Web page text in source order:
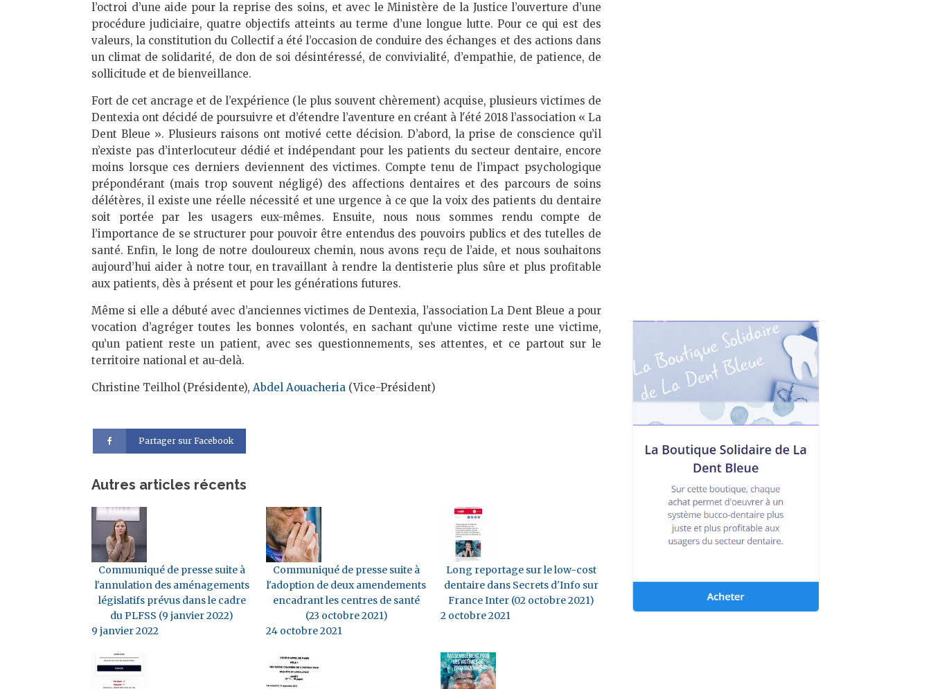
l’octroi d’une aide pour la reprise des soins, et avec le Ministère de la Justice l’ouverture d’une
procédure judiciaire, quatre objectifs atteints au terme d’une longue lutte. Pour ce qui est des
valeurs, la constitution du Collectif a été l’occasion de conduire des échanges et des actions dans
un climat de solidarité, de don de soi désintéressé, de convivialité, d’empathie, de patience, de
sollicitude et de bienveillance.
Fort de cet ancrage et de l’expérience (le plus souvent chèrement) acquise, plusieurs victimes de
Dentexia ont décidé de poursuivre et d’étendre l’aventure en créant à l'été 2018 l’association « La
Dent Bleue ». Plusieurs raisons ont motivé cette décision. D’abord, la prise de conscience qu’il
n’existe pas d’interlocuteur dédié et indépendant pour les patients du secteur dentaire, encore
moins lorsque ces derniers deviennent des victimes. Compte tenu de l’impact psychologique
prépondérant (mais trop souvent négligé) des affections dentaires et des parcours de soins
délétères, il existe une réelle nécessité et une urgence à ce que la voix des patients du dentaire
soit portée par les usagers eux-mêmes. Ensuite, nous nous sommes rendu compte de
l’importance de se structurer pour pouvoir être entendus des pouvoirs publics et des tutelles de
santé. Enfin, le long de notre douloureux chemin, nous avons reçu de l’aide, et nous souhaitons
aujourd’hui aider à notre tour, en travaillant à rendre la dentisterie plus sûre et plus profitable
aux patients, dès à présent et pour les générations futures.
Même si elle a débuté avec d’anciennes victimes de Dentexia, l’association La Dent Bleue a pour
vocation d’agréger toutes les bonnes volontés, en sachant qu’une victime reste une victime,
qu’un patient reste un patient, avec ses questionnements, ses attentes, et ce partout sur le
territoire national et au-delà.
Christine Teilhol (Présidente), Abdel Aouacheria (Vice-Président)
Partager sur Facebook
Autres articles récents
Communiqué de presse suite à
l'annulation des aménagements
législatifs prévus dans le cadre
du PLFSS (9 janvier 2022)
9 janvier 2022
Communiqué de presse suite à
l'adoption de deux amendements
encadrant les centres de santé
(23 octobre 2021)
24 octobre 2021
Long reportage sur le low-cost
dentaire dans Secrets d'Info sur
France Inter (02 octobre 2021)
2 octobre 2021